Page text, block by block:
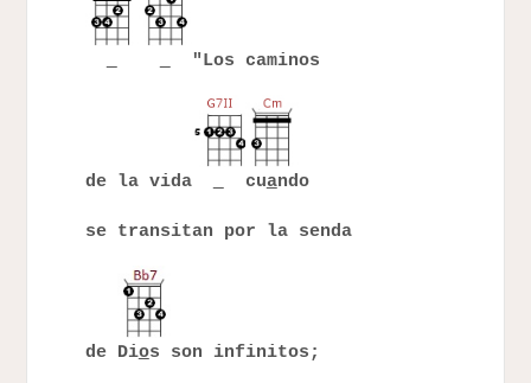
"Los caminos
de la vida cuando
se transitan por la senda
de Dios son infinitos;